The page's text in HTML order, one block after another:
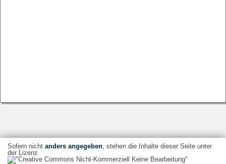
Sofern nicht anders angegeben, stehen die Inhalte dieser Seite unter
der Lizenz